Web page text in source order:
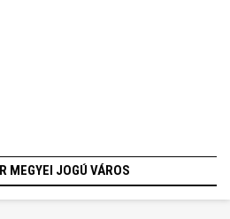
MEGYEI JOGÚ VÁROS